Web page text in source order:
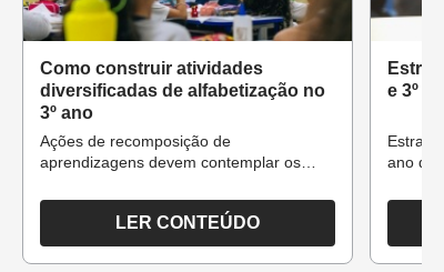
Como construir atividades
diversificadas de alfabetização no
3º ano
Ações de recomposição de
aprendizagens devem contemplar os
alunos
LER CONTEÚDO
e 3º
ano do